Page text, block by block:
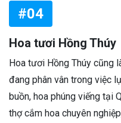
#04
Hoa tươi Hồng Thúy
Hoa tươi Hồng Thúy cũng
đang phân vân trong việc
buồn, hoa phúng viếng tại
thợ cắm hoa chuyên